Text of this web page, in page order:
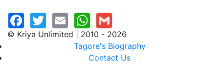
© Kriya Unlimited | 2010 - 2026
Tagore's Biography
Contact Us